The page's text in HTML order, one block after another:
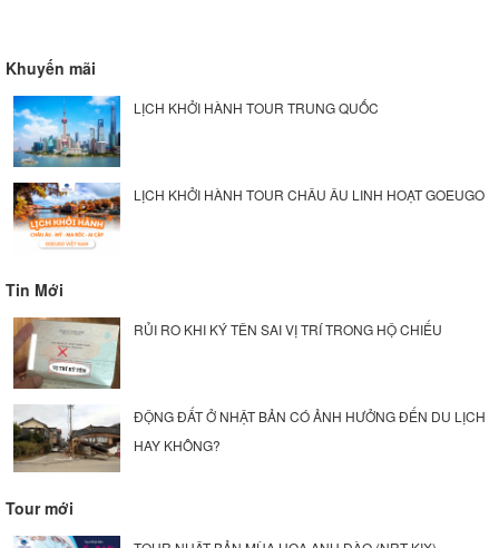
Khuyến mãi
LỊCH KHỞI HÀNH TOUR TRUNG QUỐC
LỊCH KHỞI HÀNH TOUR CHÂU ÂU LINH HOẠT GOEUGO
Tin Mới
RỦI RO KHI KÝ TÊN SAI VỊ TRÍ TRONG HỘ CHIẾU
ĐỘNG ĐẤT Ở NHẬT BẢN CÓ ẢNH HƯỞNG ĐẾN DU LỊCH
HAY KHÔNG?
Tour mới